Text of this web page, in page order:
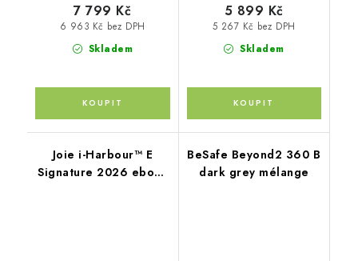
Skladem
6 963 Kč bez DPH
7 799 Kč
Skladem
5 267 Kč bez DPH
5 899 Kč
Joie i-Harbour™ E
Signature 2026 ebony
BeSafe Beyond2 360 B
dark grey mélange